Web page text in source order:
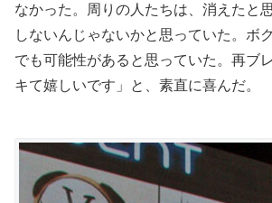
なかった。周りの人たちは、消えたと
しないんじゃないかと思っていた。ボ
でも可能性があると思っていた。再ブ
キて嬉しいです」と、素直に喜んだ。